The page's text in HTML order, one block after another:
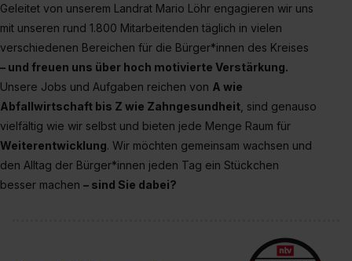
angemessenes Datenschutzniveau (EuGH – Schrems
II). Du kannst die von dir erteilte Einwilligung jederzeit mit
Wirkung für die Zukunft ganz oder teilweise über unsere
Datenschutzerklärung unter dem Punkt „Datenschutz-
Einstellungen“ widerrufen. Weitere Informationen zu den
einzelnen Cookies findest du durch Klick auf „Details
zeigen“. Weitere Informationen:Datenschutzerklärung
Impressum.
Geleitet von unserem Landrat Mario Löhr engagieren wir uns
mit unseren rund 1.800 Mitarbeitenden täglich in vielen
verschiedenen Bereichen für die Bürger*innen des Kreises
– und freuen uns über hoch motivierte Verstärkung.
Unsere Jobs und Aufgaben reichen von A wie
Abfallwirtschaft bis Z wie Zahngesundheit , sind genauso
vielfältig wie wir selbst und bieten jede Menge Raum für
Weiterentwicklung. Wir möchten gemeinsam wachsen und
den Alltag der Bürger*innen jeden Tag ein Stückchen
besser machen – sind Sie dabei?